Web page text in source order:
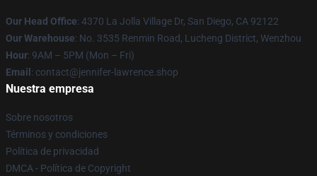
Our Head Office: 4370 La Jolla Village Dr, San Diego, CA 92122
Our Warehouse: No. 3535 Renmin Road, Lucheng District, Wenzhou
Hour: 9AM – 5PM (Mon – Fri)
Email : contact@jennifer-lawrence.shop
Nuestra empresa
Sobre nosotros
Términos y condiciones
Política de privacidad
DMCA - Política de Copyright